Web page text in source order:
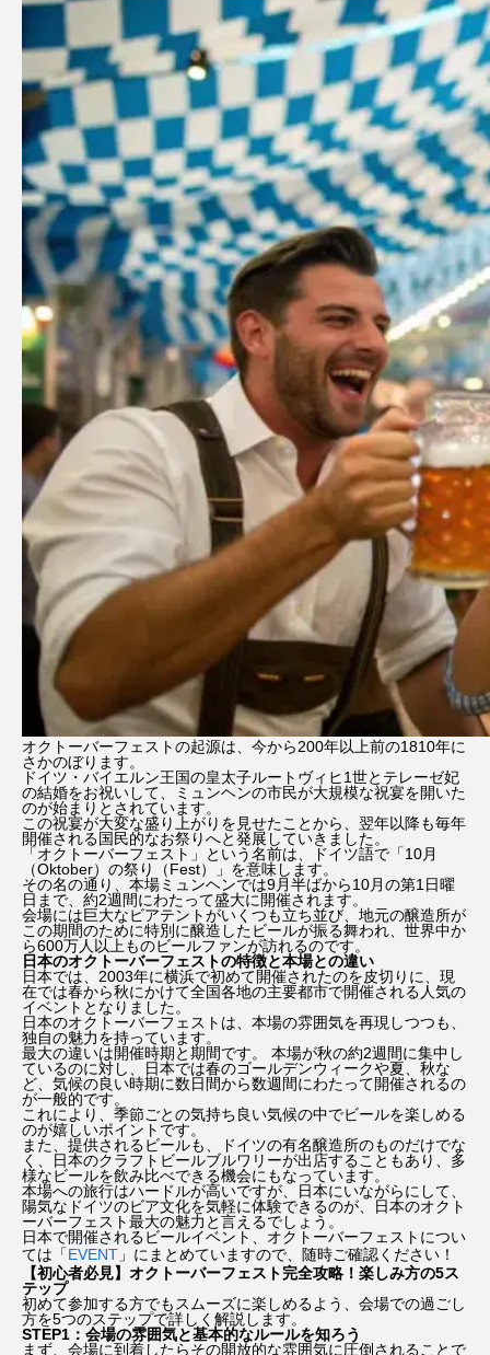
オクトーバーフェストの起源は、今から200年以上前の1810年に
さかのぼります。
ドイツ・バイエルン王国の皇太子ルートヴィヒ1世とテレーゼ妃
の結婚をお祝いして、ミュンヘンの市民が大規模な祝宴を開いた
のが始まりとされています。
この祝宴が大変な盛り上がりを見せたことから、翌年以降も毎年
開催される国民的なお祭りへと発展していきました。
「オクトーバーフェスト」という名前は、ドイツ語で「10月
（Oktober）の祭り（Fest）」を意味します。
その名の通り、本場ミュンヘンでは9月半ばから10月の第1日曜
日まで、約2週間にわたって盛大に開催されます。
会場には巨大なビアテントがいくつも立ち並び、地元の醸造所が
この期間のために特別に醸造したビールが振る舞われ、世界中か
ら600万人以上ものビールファンが訪れるのです。
日本のオクトーバーフェストの特徴と本場との違い
日本では、2003年に横浜で初めて開催されたのを皮切りに、現
在では春から秋にかけて全国各地の主要都市で開催される人気の
イベントとなりました。
日本のオクトーバーフェストは、本場の雰囲気を再現しつつも、
独自の魅力を持っています。
最大の違いは開催時期と期間です。 本場が秋の約2週間に集中し
ているのに対し、日本では春のゴールデンウィークや夏、秋な
ど、気候の良い時期に数日間から数週間にわたって開催されるの
が一般的です。
これにより、季節ごとの気持ち良い気候の中でビールを楽しめる
のが嬉しいポイントです。
また、提供されるビールも、ドイツの有名醸造所のものだけでな
く、日本のクラフトビールブルワリーが出店することもあり、多
様なビールを飲み比べできる機会にもなっています。
本場への旅行はハードルが高いですが、日本にいながらにして、
陽気なドイツのビア文化を気軽に体験できるのが、日本のオクト
ーバーフェスト最大の魅力と言えるでしょう。
日本で開催されるビールイベント、オクトーバーフェストについ
ては「EVENT 」にまとめていますので、随時ご確認ください！
【初心者必見】オクトーバーフェスト完全攻略！楽しみ方の5ス
テップ
初めて参加する方でもスムーズに楽しめるよう、会場での過ごし
方を5つのステップで詳しく解説します。
STEP1：会場の雰囲気と基本的なルールを知ろう
まず、会場に到着したらその開放的な雰囲気に圧倒されることで